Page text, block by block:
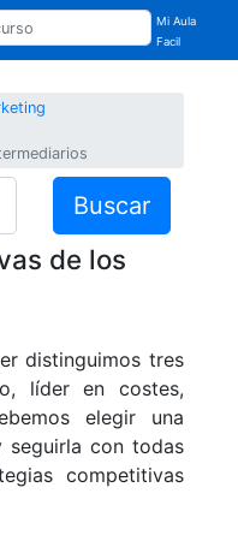
Mi Aula
Facil
Buscar
de los
distinguimos tres
líder en costes,
elegir una
seguirla con todas
competitivas